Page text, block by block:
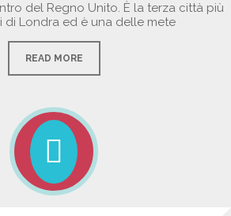
del Regno Unito. È la terza città più
di Londra ed è una delle mete
READ MORE